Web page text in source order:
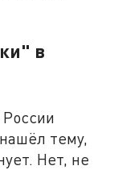
в
тему,
Нет, не